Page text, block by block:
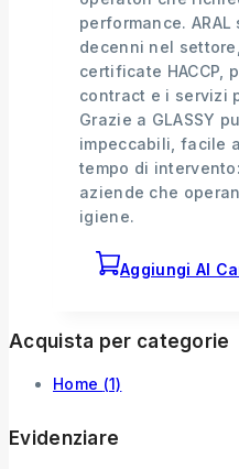
performance.
decenni nel
certificate HACCP,
contract e i servizi
Grazie a GLASSY
impeccabili, facile
tempo di
aziende che
igiene.
Aggiungi Al
Acquista per categorie
Home (1)
Evidenziare